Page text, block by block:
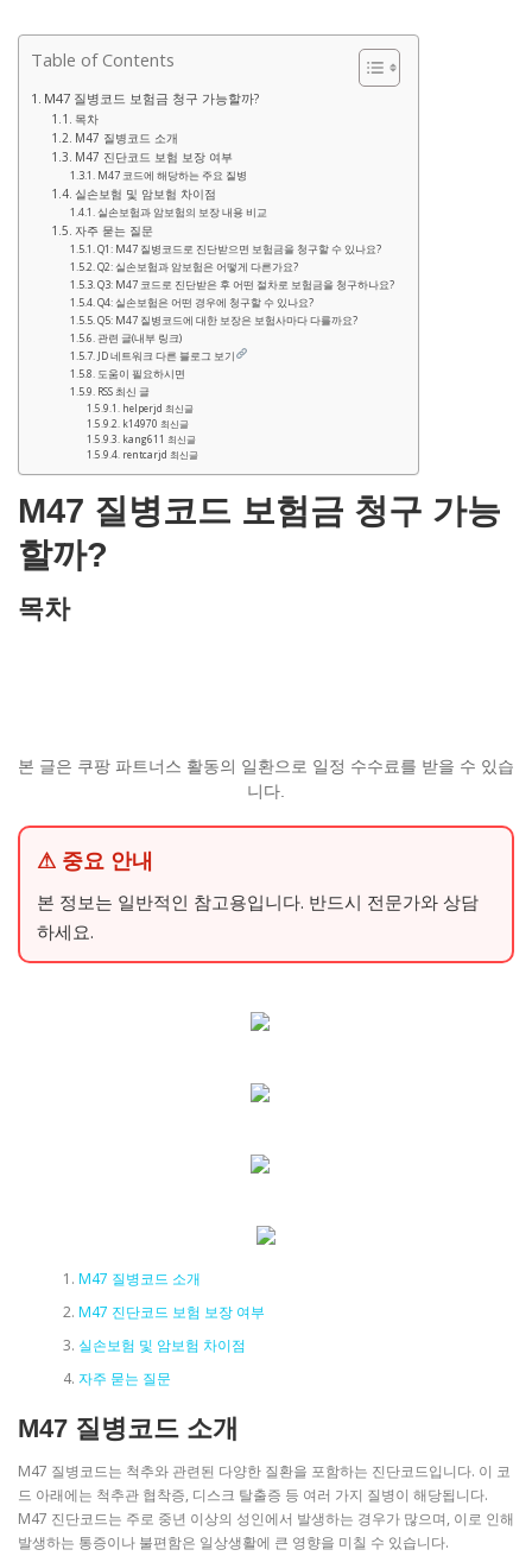
Table of Contents
M47 질병코드 보험금 청구 가능할까?
목차
M47 질병코드 소개
M47 진단코드 보험 보장 여부
M47 코드에 해당하는 주요 질병
실손보험 및 암보험 차이점
실손보험과 암보험의 보장 내용 비교
자주 묻는 질문
Q1: M47 질병코드로 진단받으면 보험금을 청구할 수 있나요?
Q2: 실손보험과 암보험은 어떻게 다른가요?
Q3: M47 코드로 진단받은 후 어떤 절차로 보험금을 청구하나요?
Q4: 실손보험은 어떤 경우에 청구할 수 있나요?
Q5: M47 질병코드에 대한 보장은 보험사마다 다를까요?
관련 글(내부 링크)
JD 네트워크 다른 블로그 보기
도움이 필요하시면
RSS 최신 글
helperjd 최신글
k14970 최신글
kang611 최신글
rentcarjd 최신글
M47 질병코드 보험금 청구 가능
할까?
목차
본 글은 쿠팡 파트너스 활동의 일환으로 일정 수수료를 받을 수 있습
니다.
⚠ 중요 안내
본 정보는 일반적인 참고용입니다. 반드시 전문가와 상담
하세요.
M47 질병코드 소개
M47 진단코드 보험 보장 여부
실손보험 및 암보험 차이점
자주 묻는 질문
M47 질병코드 소개
M47 질병코드는 척추와 관련된 다양한 질환을 포함하는 진단코드입니다. 이 코
드 아래에는 척추관 협착증, 디스크 탈출증 등 여러 가지 질병이 해당됩니다.
M47 진단코드는 주로 중년 이상의 성인에서 발생하는 경우가 많으며, 이로 인해
발생하는 통증이나 불편함은 일상생활에 큰 영향을 미칠 수 있습니다.